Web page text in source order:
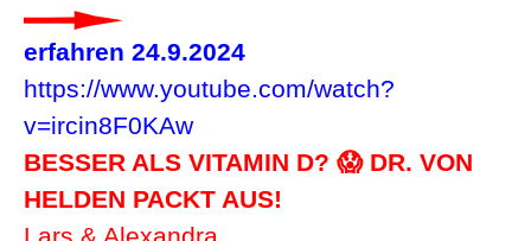
erfahren 24.9.2024
https://www.youtube.com/watch?
v=ircin8F0KAw
BESSER ALS VITAMIN D? 😱 DR. VON
HELDEN PACKT AUS!